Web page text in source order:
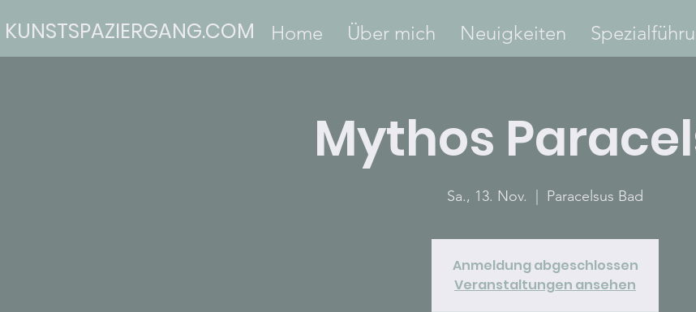
Home Über mich Neuigkeiten
KUNSTSPAZIERGANG.COM
Mythos
Sa., 13. Nov. Paracelsus Bad
Anmeldung abgeschlossen
Veranstaltungen ansehen